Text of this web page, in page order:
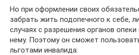
Но при оформлении своих
забрать жить подопечного к себе,
случаях с разрешения органов
нему. Поэтому он сможет
льготами инвалида: